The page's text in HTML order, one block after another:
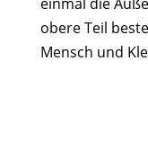
obere Teil
Mensch und